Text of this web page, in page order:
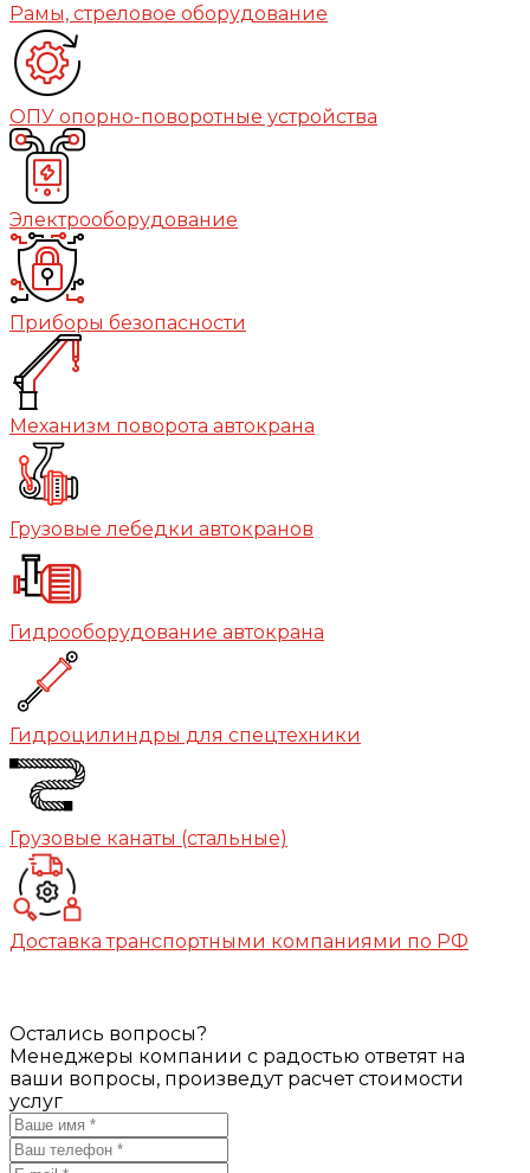
Рамы, стреловое оборудование
ОПУ опорно-поворотные устройства
Электрооборудование
Приборы безопасности
Механизм поворота автокрана
Грузовые лебедки автокранов
Гидрооборудование автокрана
Гидроцилиндры для спецтехники
Грузовые канаты (стальные)
Доставка транспортными компаниями по РФ
Остались вопросы?
Менеджеры компании с радостью ответят на
ваши вопросы, произведут расчет стоимости
услуг